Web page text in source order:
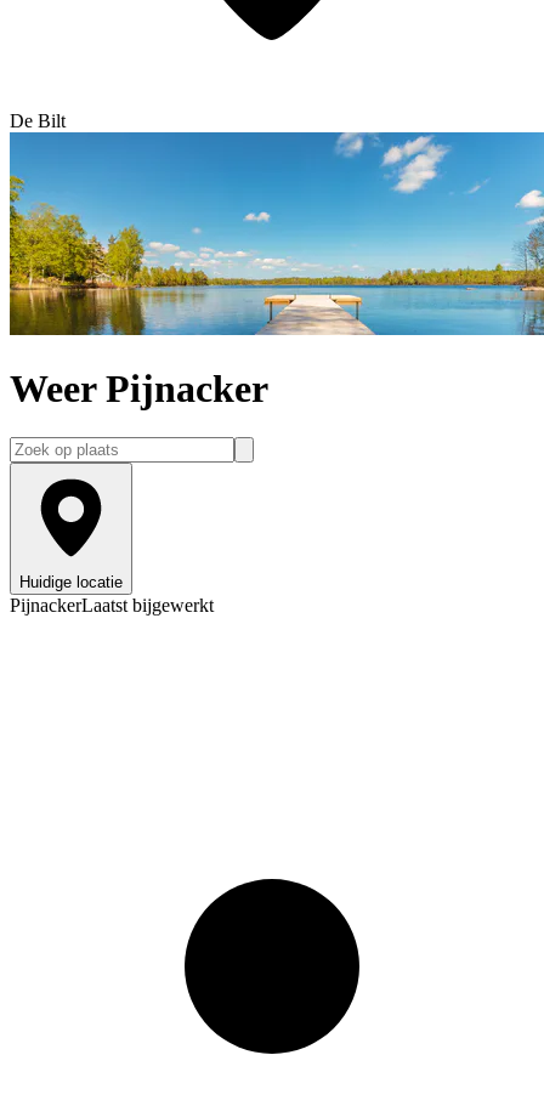
De Bilt
Weer Pijnacker
Huidige locatie
PijnackerLaatst bijgewerkt